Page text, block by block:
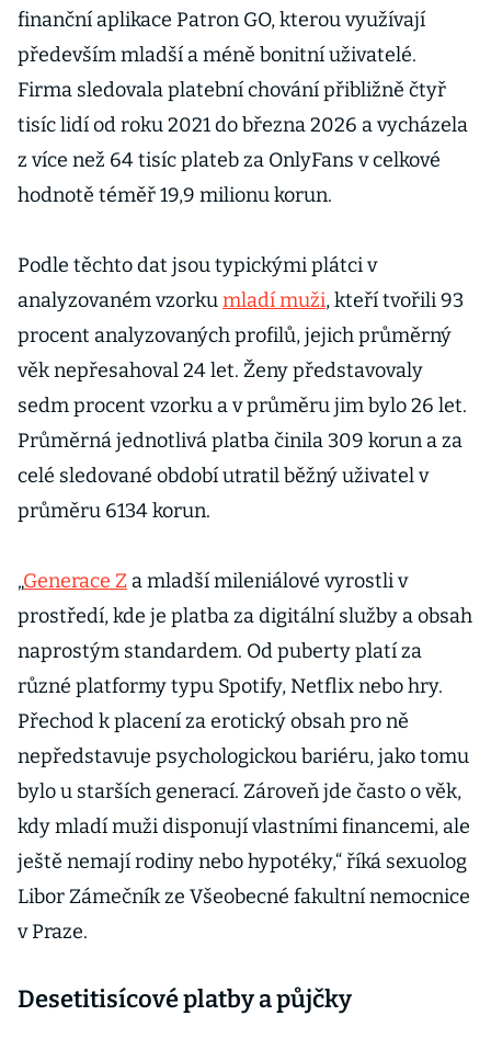
finanční aplikace Patron GO, kterou využívají
především mladší a méně bonitní uživatelé.
Firma sledovala platební chování přibližně čtyř
tisíc lidí od roku 2021 do března 2026 a vycházela
z více než 64 tisíc plateb za OnlyFans v celkové
hodnotě téměř 19,9 milionu korun.
Podle těchto dat jsou typickými plátci v
analyzovaném vzorkumladí muži, kteří tvořili 93
procent analyzovaných profilů, jejich průměrný
věk nepřesahoval 24 let. Ženy představovaly
sedm procent vzorku a v průměru jim bylo 26 let.
Průměrná jednotlivá platba činila 309 korun a za
celé sledované období utratil běžný uživatel v
průměru 6134 korun.
„Generace Z a mladší mileniálové vyrostli v
prostředí, kde je platba za digitální služby a obsah
naprostým standardem. Od puberty platí za
různé platformy typu Spotify, Netflix nebo hry.
Přechod k placení za erotický obsah pro ně
nepředstavuje psychologickou bariéru, jako tomu
bylo u starších generací. Zároveň jde často o věk,
kdy mladí muži disponují vlastními financemi, ale
ještě nemají rodiny nebo hypotéky,“ říká sexuolog
Libor Zámečník ze Všeobecné fakultní nemocnice
v Praze.
Desetitisícové platby a půjčky